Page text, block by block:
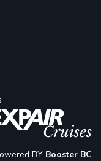
BY Booster BC